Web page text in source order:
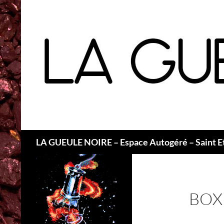
LA GUEULE NOIRE – Espace Autogéré – Saint